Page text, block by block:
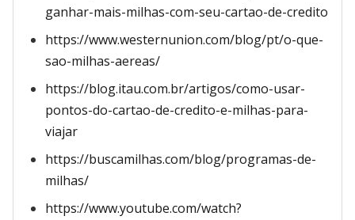
ganhar-mais-milhas-com-seu-cartao-de-credito
https://www.westernunion.com/blog/pt/o-que-
sao-milhas-aereas/
https://blog.itau.com.br/artigos/como-usar-
pontos-do-cartao-de-credito-e-milhas-para-
viajar
https://buscamilhas.com/blog/programas-de-
milhas/
https://www.youtube.com/watch?